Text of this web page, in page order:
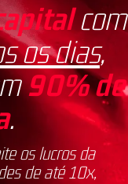
com
os dias,
90% de
.
os lucros da
de até 10x,